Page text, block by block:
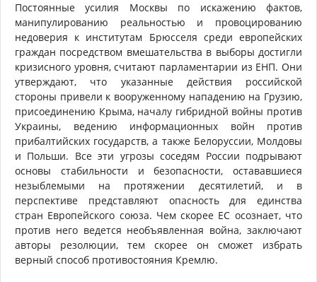
Постоянные усилия Москвы по искажению фактов,
манипулированию реальностью и провоцированию
недоверия к институтам Брюсселя среди европейских
граждан посредством вмешательства в выборы достигли
кризисного уровня, считают парламентарии из ЕНП. Они
утверждают, что указанные действия российской
стороны привели к вооруженному нападению на Грузию,
присоединению Крыма, началу гибридной войны против
Украины, ведению информационных войн против
прибалтийских государств, а также Белоруссии, Молдовы
и Польши. Все эти угрозы соседям России подрывают
основы стабильности и безопасности, остававшиеся
незыблемыми на протяжении десятилетий, и в
перспективе представляют опасность для единства
стран Европейского союза. Чем скорее ЕС осознает, что
против него ведется необъявленная война, заключают
авторы резолюции, тем скорее он сможет избрать
верный способ противостояния Кремлю.